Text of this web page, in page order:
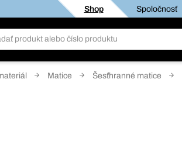
Shop Spoločnosť
Matice Šesťhranné matice